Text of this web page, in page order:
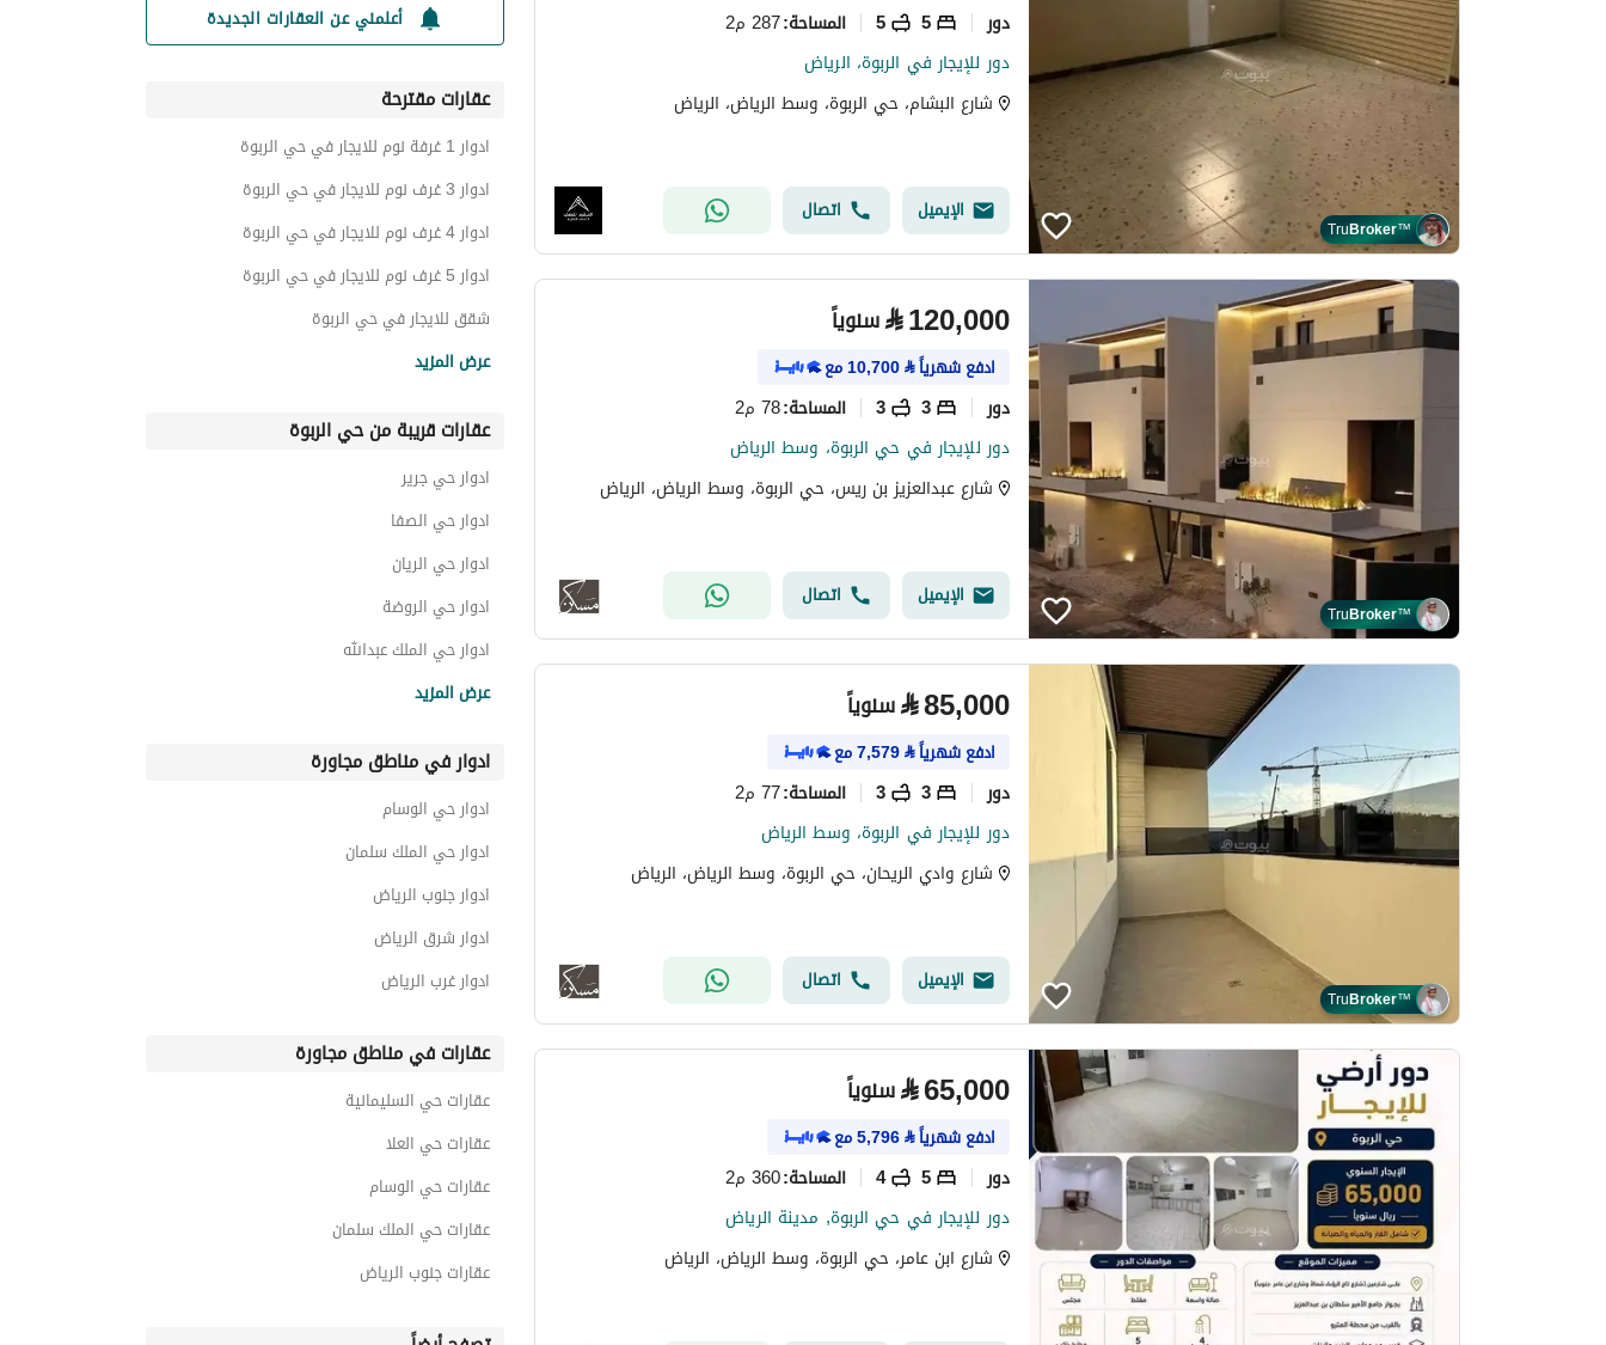
TruBroker™
دور 5
5 المساحة:287 م2
دور للإيجار في الربوة، الرياض
شارع البشام، حي الربوة، وسط الرياض، الرياض
الإيميل اتصال
TruBroker™
⃁120,000 سنوياً
ادفع شهرياً⃁
10,700مع
دور 3
3 المساحة:78 م2
دور للإيجار في حي الربوة، وسط الرياض
شارع عبدالعزيز بن ريس، حي الربوة، وسط الرياض، الرياض
الإيميل اتصال
TruBroker™
⃁85,000 سنوياً
ادفع شهرياً⃁
7,579مع
دور 3
3 المساحة:77 م2
دور للإيجار في الربوة، وسط الرياض
شارع وادي الريحان، حي الربوة، وسط الرياض، الرياض
الإيميل اتصال
⃁65,000 سنوياً
ادفع شهرياً⃁
5,796مع
دور 5
4 المساحة:360 م2
دور للإيجار في حي الربوة, مدينة الرياض
شارع ابن عامر، حي الربوة، وسط الرياض، الرياض
أعلمني عن العقارات الجديدة
عقارات مقترحة
ادوار 1 غرفة نوم للايجار في حي الربوة
ادوار 3 غرف نوم للايجار في حي الربوة
ادوار 4 غرف نوم للايجار في حي الربوة
ادوار 5 غرف نوم للايجار في حي الربوة
شقق للايجار في حي الربوة
اراضي سكنية للايجار في حي الربوة
عقارات للايجار في حي الربوة
عرض المزيد
عقارات قريبة من حي الربوة
ادوار حي جرير
ادوار حي الصفا
ادوار حي الريان
ادوار حي الروضة
ادوار حي الملك عبدالله
ادوار حي الملز
ادوار حي الصناعية القديمة
ادوار حي المنار
عرض المزيد
ادوار في مناطق مجاورة
ادوار حي الوسام
ادوار حي الملك سلمان
ادوار جنوب الرياض
ادوار شرق الرياض
ادوار غرب الرياض
عقارات في مناطق مجاورة
عقارات حي السليمانية
عقارات حي العلا
عقارات حي الوسام
عقارات حي الملك سلمان
عقارات جنوب الرياض